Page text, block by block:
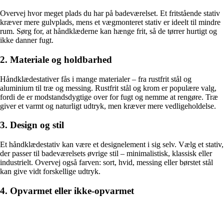
Overvej hvor meget plads du har på badeværelset. Et fritstående stativ
kræver mere gulvplads, mens et vægmonteret stativ er ideelt til mindre
rum. Sørg for, at håndklæderne kan hænge frit, så de tørrer hurtigt og
ikke danner fugt.
2. Materiale og holdbarhed
Håndklædestativer fås i mange materialer – fra rustfrit stål og
aluminium til træ og messing. Rustfrit stål og krom er populære valg,
fordi de er modstandsdygtige over for fugt og nemme at rengøre. Træ
giver et varmt og naturligt udtryk, men kræver mere vedligeholdelse.
3. Design og stil
Et håndklædestativ kan være et designelement i sig selv. Vælg et stativ,
der passer til badeværelsets øvrige stil – minimalistisk, klassisk eller
industrielt. Overvej også farven: sort, hvid, messing eller børstet stål
kan give vidt forskellige udtryk.
4. Opvarmet eller ikke-opvarmet